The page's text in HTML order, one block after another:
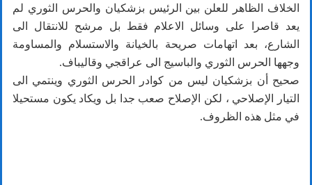
الخلاف الظاهر للعلن بين الرئيس بزشكيان والحرس الثوري لم
يعد قاصرا على وسائل الاعلام فقط بل مرشح للانتقال الى
الشارع، بعد اتهامات صريحة بالخيانة والاستسلام والمساومة
وجهها الحرس الثوري والباسيج الى عراقجي وقاليباف.
صحيح أن بزشكيان ليس من كوادر الحرس الثوري وينتمي الى
التيار الإصلاحي ، لكن الإصلاح صعب جدا بل ويكاد يكون مستحيلا
في مثل هذه الظروف.